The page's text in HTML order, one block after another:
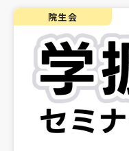
院生会